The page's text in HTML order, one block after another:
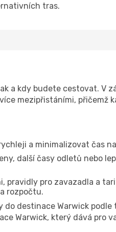
tras.
a kdy budete cestovat. V
mezipřistáními, přičemž
a minimalizovat čas
další časy odletů nebo
pravidly pro zavazadla a
rozpočtu.
destinace Warwick podle
Warwick, který dává pro